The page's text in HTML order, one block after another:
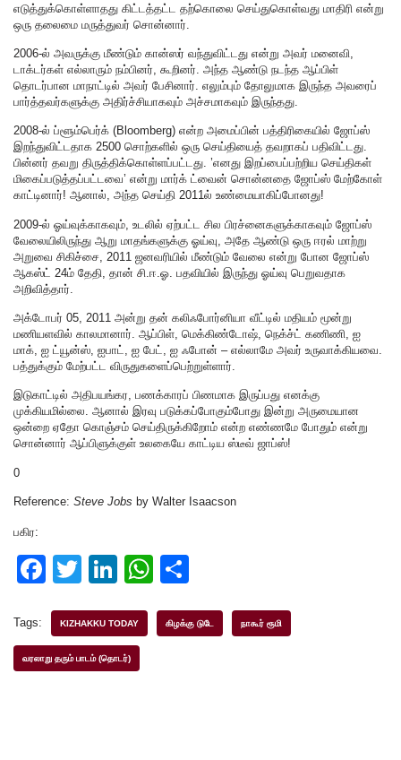
எடுத்துக்கொள்ளாதது கிட்டத்தட்ட தற்கொலை செய்துகொள்வது மாதிரி என்று
ஒரு தலைமை மருத்துவர் சொன்னார்.
2006-ல் அவருக்கு மீண்டும் கான்ஸர் வந்துவிட்டது என்று அவர் மனைவி,
டாக்டர்கள் எல்லாரும் நம்பினர், கூறினர். அந்த ஆண்டு நடந்த ஆப்பிள்
தொடர்பான மாநாட்டில் அவர் பேசினார். எலும்பும் தோலுமாக இருந்த அவரைப்
பார்த்தவர்களுக்கு அதிர்ச்சியாகவும் அச்சமாகவும் இருந்தது.
2008-ல் ப்ளூம்பெர்க் (Bloomberg) என்ற அமைப்பின் பத்திரிகையில் ஜோப்ஸ்
இறந்துவிட்டதாக 2500 சொற்களில் ஒரு செய்தியைத் தவறாகப் பதிவிட்டது.
பின்னர் தவறு திருத்திக்கொள்ளப்பட்டது. ’எனது இறப்பைப்பற்றிய செய்திகள்
மிகைப்படுத்தப்பட்டவை’ என்று மார்க் ட்வைன் சொன்னதை ஜோப்ஸ் மேற்கோள்
காட்டினார்! ஆனால், அந்த செய்தி 2011ல் உண்மையாகிப்போனது!
2009-ல் ஓய்வுக்காகவும், உடலில் ஏற்பட்ட சில பிரச்னைகளுக்காகவும் ஜோப்ஸ்
வேலையிலிருந்து ஆறு மாதங்களுக்கு ஓய்வு, அதே ஆண்டு ஒரு ஈரல் மாற்று
அறுவை சிகிச்சை, 2011 ஜனவரியில் மீண்டும் வேலை என்று போன ஜோப்ஸ்
ஆகஸ்ட் 24ம் தேதி, தான் சி.ஈ.ஓ. பதவியில் இருந்து ஓய்வு பெறுவதாக
அறிவித்தார்.
அக்டோபர் 05, 2011 அன்று தன் கலிஃபோர்னியா வீட்டில் மதியம் மூன்று
மணியளவில் காலமானார். ஆப்பிள், மெக்கிண்டோஷ், நெக்ச்ட் கணிணி, ஐ
மாக், ஐ ட்யூன்ஸ், ஐபாட், ஐ பேட், ஐ ஃபோன் – எல்லாமே அவர் உருவாக்கியவை.
பத்துக்கும் மேற்பட்ட விருதுகளைப்பெற்றுள்ளார்.
இடுகாட்டில் அதிபயங்கர, பணக்காரப் பிணமாக இருப்பது எனக்கு
முக்கியமில்லை. ஆனால் இரவு படுக்கப்போகும்போது இன்று அருமையான
ஒன்றை ஏதோ கொஞ்சம் செய்திருக்கிறோம் என்ற எண்ணமே போதும் என்று
சொன்னார் ஆப்பிளுக்குள் உலகையே காட்டிய ஸ்டீவ் ஜாப்ஸ்!
0
Reference: Steve Jobs by Walter Isaacson
பகிர:
F
c
e
T
tt
er
Li
k
e
W
at ar
Tags: KIZHAKKU TODAY கிழக்கு டுடே நாகூர் ரூமி
வரலாறு தரும் பாடம் (தொடர்)